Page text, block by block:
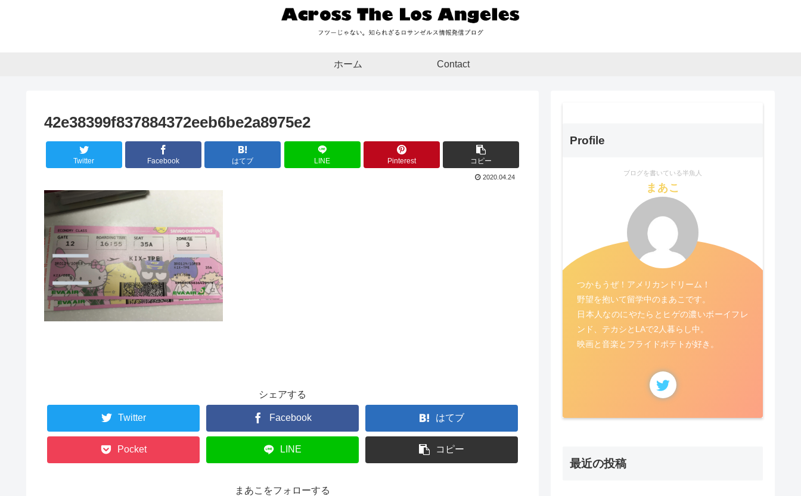
ホーム Contact
42e38399f837884372eeb6be2a8975e2
Twitter Facebook はてブ LINE Pinterest コピー
2020.04.24
シェアする
Twitter Facebook はてブ
Pocket LINE コピー
まあこをフォローする
Profile
ブログを書いている半魚人
まあこ
つかもうぜ！アメリカンドリーム！
野望を抱いて留学中のまあこです。
日本人なのにやたらとヒゲの濃いボーイフレ
ンド、テカシとLAで2人暮らし中。
映画と音楽とフライドポテトが好き。
最近の投稿